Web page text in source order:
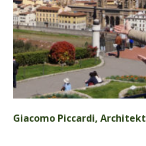
Giacomo Piccardi, Architekt